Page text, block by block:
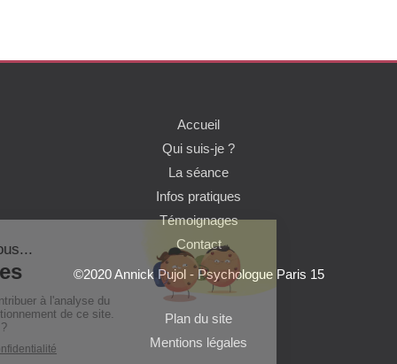
Accueil
Qui suis-je ?
La séance
Infos pratiques
Témoignages
Contact
©2020 Annick Pujol - Psychologue Paris 15
Plan du site
Mentions légales